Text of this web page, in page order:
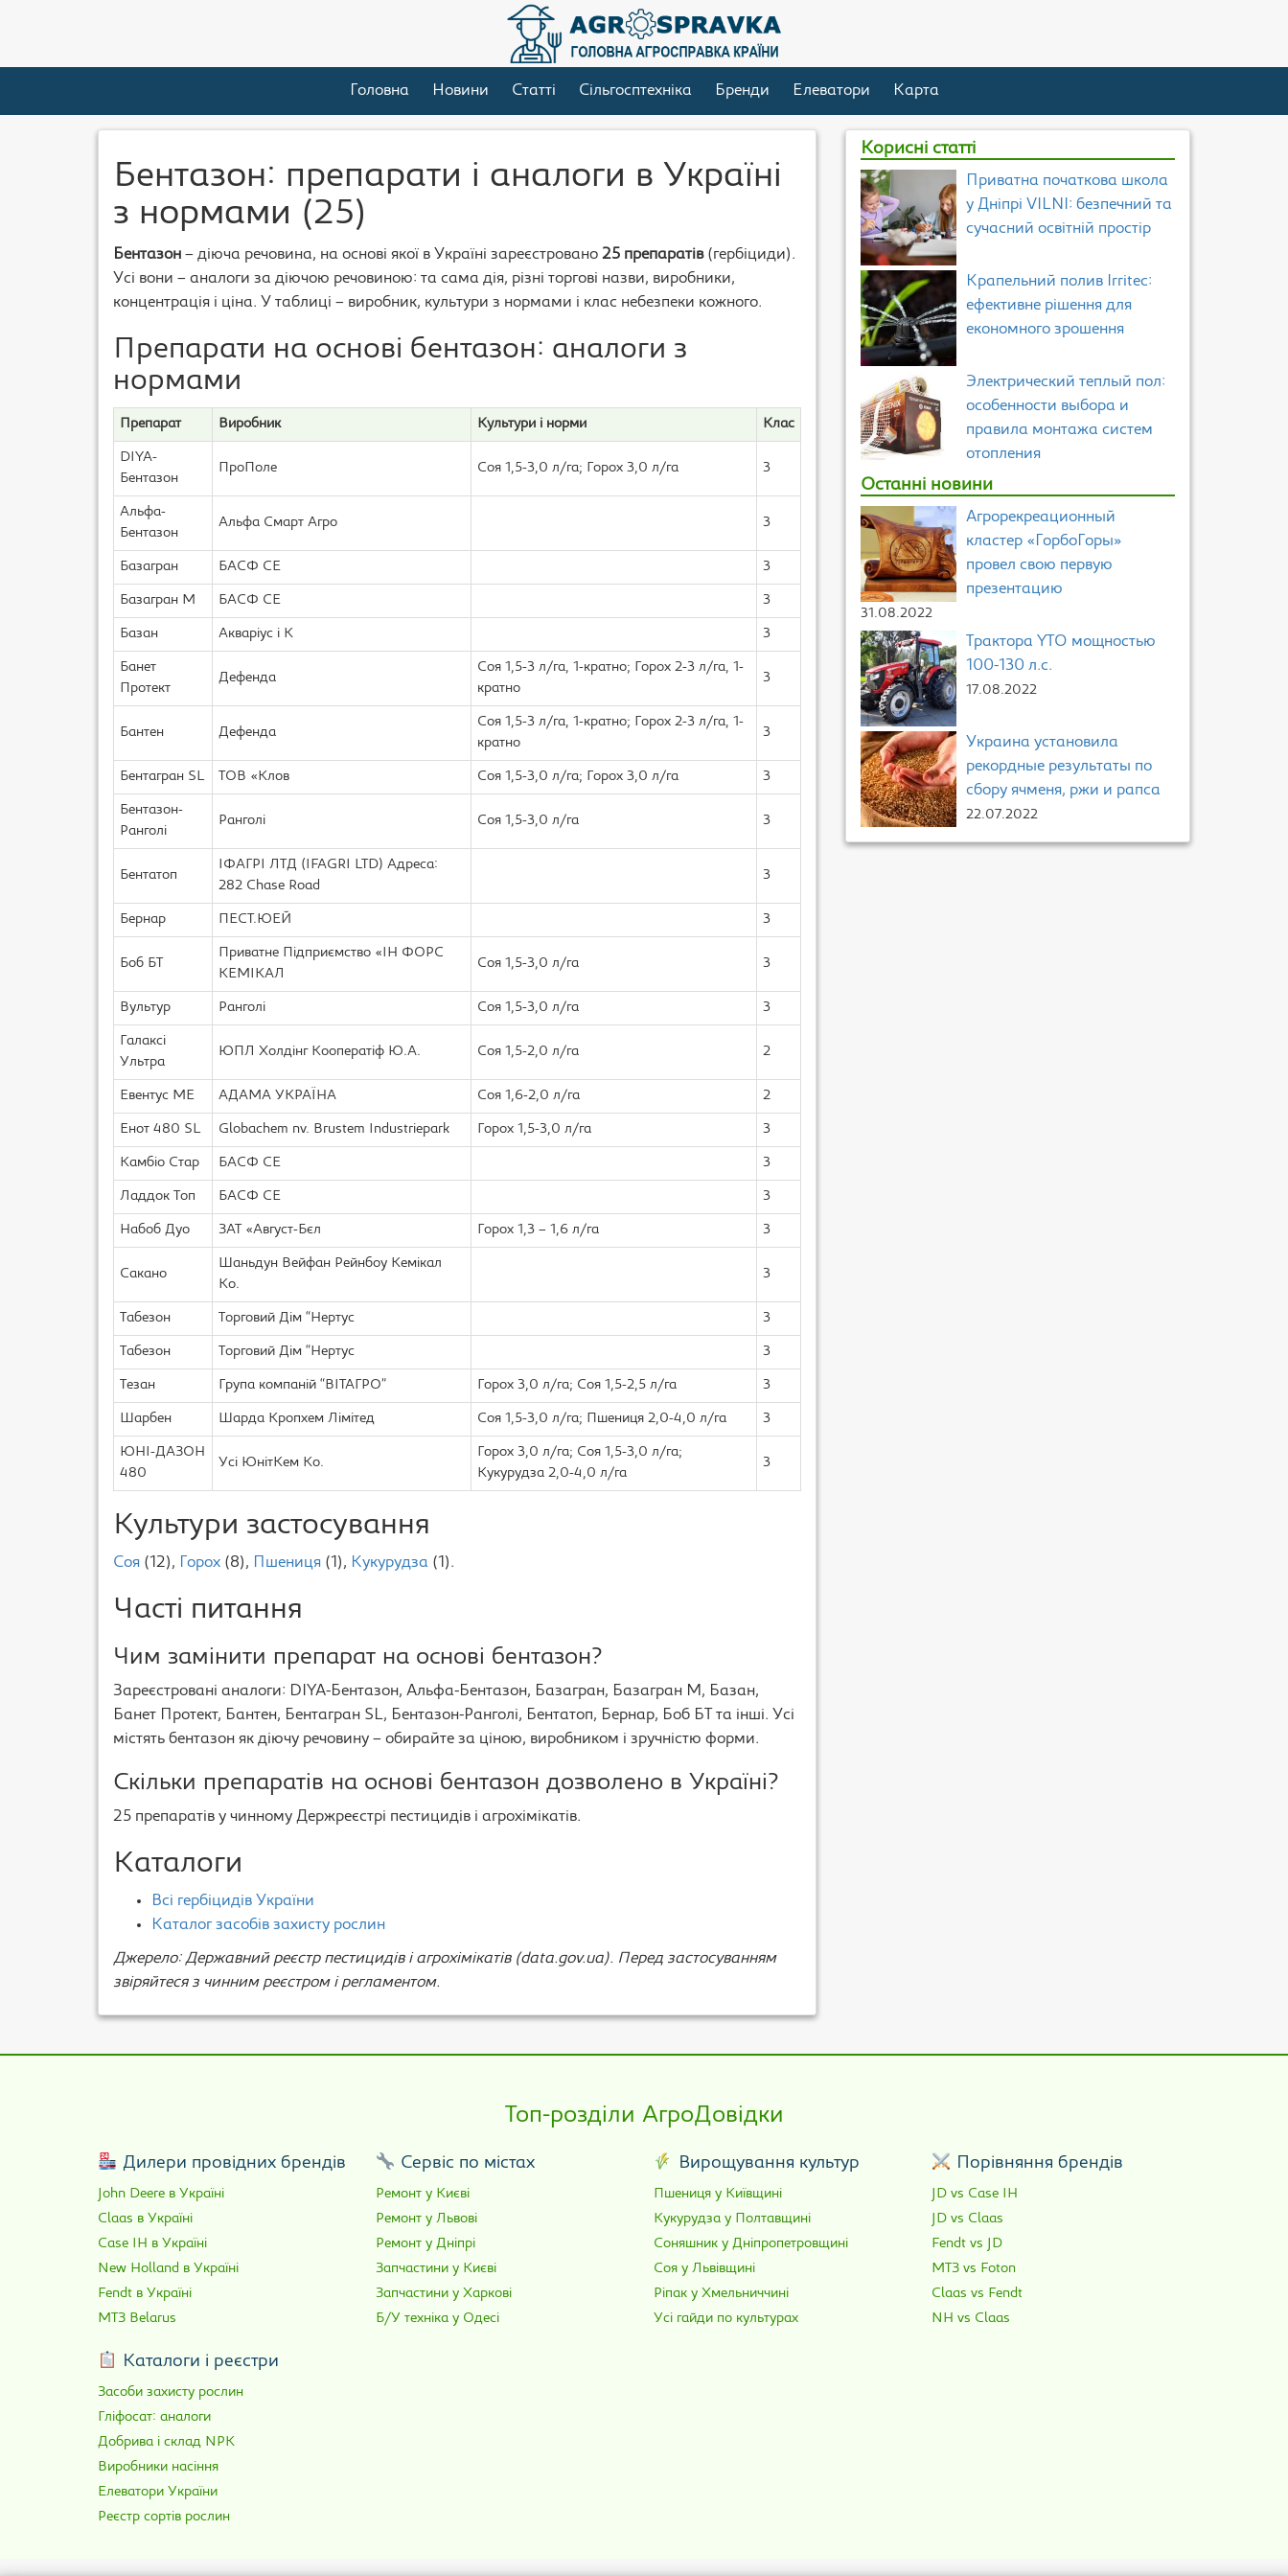
Головна Новини Статті Сільгосптехніка Бренди Елеватори Карта
Бентазон: препарати і аналоги в Україні
з нормами (25)
Бентазон – діюча речовина, на основі якої в Україні зареєстровано 25 препаратів(гербіциди).
Усі вони – аналоги за діючою речовиною: та сама дія, різні торгові назви, виробники,
концентрація і ціна. У таблиці – виробник, культури з нормами і клас небезпеки кожного.
Препарати на основі бентазон: аналоги з
нормами
Препарат Виробник Культури і норми Клас
DIYA-
Бентазон
ПроПоле Соя 1,5-3,0 л/га; Горох 3,0 л/га 3
Альфа-
Бентазон
Альфа Смарт Агро 3
Базагран БАСФ CЕ 3
Базагран М БАСФ СЕ 3
Базан Акваріус і К 3
Банет
Протект
Дефенда
Соя 1,5-3 л/га, 1-кратно; Горох 2-3 л/га, 1-
кратно
3
Бантен Дефенда
Соя 1,5-3 л/га, 1-кратно; Горох 2-3 л/га, 1-
кратно
3
Бентагран SL TOB «Клов Соя 1,5-3,0 л/га; Горох 3,0 л/га 3
Бентазон-
Ранголі
Ранголі Соя 1,5-3,0 л/га 3
Бентатоп
ІФАГРІ ЛТД (IFAGRI LTD) Адреса:
282 Chase Road
3
Бернар ПЕСТ.ЮЕЙ 3
Боб БТ
Приватне Підприємство «ІН ФОРС
КЕМІКАЛ
Соя 1,5-3,0 л/га 3
Вультур Ранголі Соя 1,5-3,0 л/га 3
Галаксі
Ультра
ЮПЛ Холдінг Кооператіф Ю.А. Соя 1,5-2,0 л/га 2
Евентус МЕ АДАМА УКРАЇНА Соя 1,6-2,0 л/га 2
Енот 480 SL Globachem nv. Brustem Industriepark Горох 1,5-3,0 л/га 3
Камбіо Стар БАСФ CЕ 3
Ладдок Топ БАСФ CЕ 3
Набоб Дуо ЗАТ «Август-Бєл Горох 1,3 – 1,6 л/га 3
Сакано
Шаньдун Вейфан Рейнбоу Кемікал
Ко.
3
Табезон Торговий Дім “Нертус 3
Табезон Торговий Дім “Нертус 3
Тезан Група компаній “ВІТАГРО” Горох 3,0 л/га; Соя 1,5-2,5 л/га 3
Шарбен Шарда Кропхем Лімітед Соя 1,5-3,0 л/га; Пшениця 2,0-4,0 л/га 3
ЮНІ-ДАЗОН
480
Усі ЮнітКем Ко.
Горох 3,0 л/га; Соя 1,5-3,0 л/га;
Кукурудза 2,0-4,0 л/га
3
Культури застосування
Соя (12), Горох (8), Пшениця (1), Кукурудза (1).
Часті питання
Чим замінити препарат на основі бентазон?
Зареєстровані аналоги: DIYA-Бентазон, Альфа-Бентазон, Базагран, Базагран М, Базан,
Банет Протект, Бантен, Бентагран SL, Бентазон-Ранголі, Бентатоп, Бернар, Боб БТ та інші. Усі
містять бентазон як діючу речовину – обирайте за ціною, виробником і зручністю форми.
Скільки препаратів на основі бентазон дозволено в Україні?
25 препаратів у чинному Держреєстрі пестицидів і агрохімікатів.
Каталоги
Всі гербіцидів України
Каталог засобів захисту рослин
Джерело: Державний реєстр пестицидів і агрохімікатів (data.gov.ua). Перед застосуванням
звіряйтеся з чинним реєстром і регламентом.
Корисні статті
Приватна початкова школа
у Дніпрі VILNI: безпечний та
сучасний освітній простір
Крапельний полив Irritec:
ефективне рішення для
економного зрошення
Электрический теплый пол:
особенности выбора и
правила монтажа систем
отопления
Останні новини
Агрорекреационный
кластер «ГорбоГоры»
провел свою первую
презентацию
31.08.2022
Трактора YTO мощностью
100-130 л.с.
17.08.2022
Украина установила
рекордные результаты по
сбору ячменя, ржи и рапса
22.07.2022
Топ-розділи АгроДовідки
Дилери провідних брендів
John Deere в Україні
Claas в Україні
Case IH в Україні
New Holland в Україні
Fendt в Україні
МТЗ Belarus
Сервіс по містах
Ремонт у Києві
Ремонт у Львові
Ремонт у Дніпрі
Запчастини у Києві
Запчастини у Харкові
Б/У техніка у Одесі
Вирощування культур
Пшениця у Київщині
Кукурудза у Полтавщині
Соняшник у Дніпропетровщині
Соя у Львівщині
Ріпак у Хмельниччині
Усі гайди по культурах
Порівняння брендів
JD vs Case IH
JD vs Claas
Fendt vs JD
МТЗ vs Foton
Claas vs Fendt
NH vs Claas
Каталоги і реєстри
Засоби захисту рослин
Гліфосат: аналоги
Добрива і склад NPK
Виробники насіння
Елеватори України
Реєстр сортів рослин